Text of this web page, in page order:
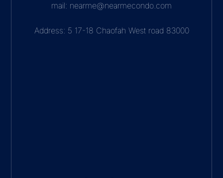
mail: nearme@nearmecondo.com
Address: 5 17-18 Chaofah West road 83000